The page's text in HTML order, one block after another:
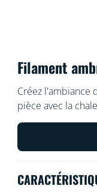
Filament
Créez l'ambiance
pièce avec la
sphérique
chaude ou froide.
modes d'éclairage